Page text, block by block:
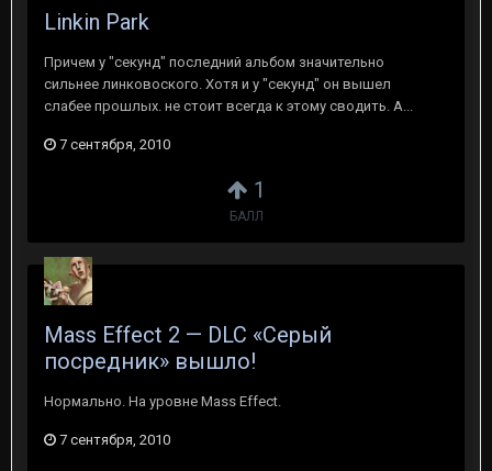
1
БАЛЛ
Linkin Park
Причем у "секунд" последний альбом значительно
сильнее линковоского. Хотя и у "секунд" он вышел
слабее прошлых. не стоит всегда к этому сводить. А...
7 сентября, 2010
Mass Effect 2 — DLC «Серый
посредник» вышло!
Нормально. На уровне Mass Effect.
7 сентября, 2010